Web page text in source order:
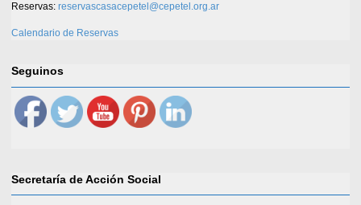
Reservas: reservascasacepetel@cepetel.org.ar
Calendario de Reservas
Seguinos
Secretaría de Acción Social